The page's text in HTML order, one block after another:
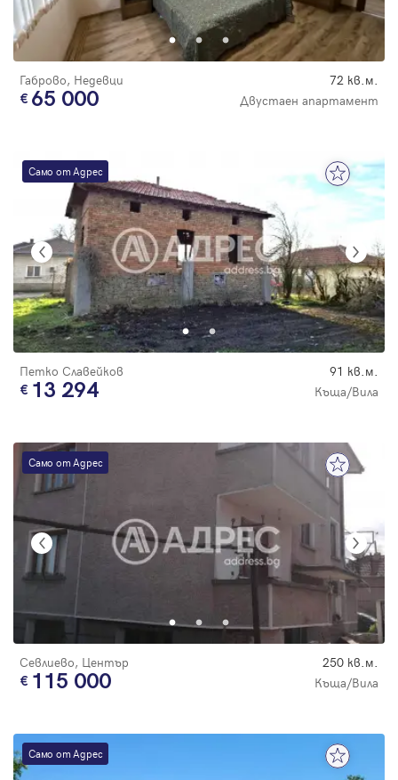
Габрово, Недевци 72 кв.м.
65 000 Двустаен апартамент
Само от Адрес
Петко Славейков 91 кв.м.
13 294 Къща/Вила
Само от Адрес
Севлиево, Център 250 кв.м.
115 000 Къща/Вила
Само от Адрес
Парола
Забравена парола
Регистрация